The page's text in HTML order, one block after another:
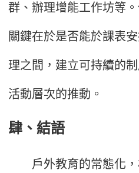
群、辦理增能工作坊等
關鍵在於是否能於課表
理之間，建立可持續的
活動層次的推動。
肆、結語
戶外教育的常態化，